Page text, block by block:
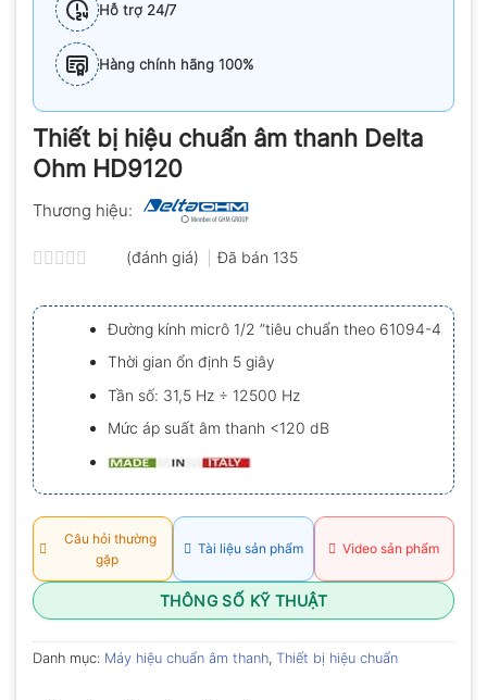
Hỗ trợ 24/7
Hàng chính hãng 100%
Thiết bị hiệu chuẩn âm thanh Delta
Ohm HD9120
Thương hiệu:
xếp
hạng
0.0
5
sao
(đánh giá) Đã bán 135
Đường kính micrô 1/2 ”tiêu chuẩn theo 61094-4
Thời gian ổn định 5 giây
Tần số: 31,5 Hz ÷ 12500 Hz
Mức áp suất âm thanh <120 dB
Câu hỏi thường
gặp
Tài liệu sản phẩm Video sản phẩm
THÔNG SỐ KỸ THUẬT
Danh mục: Máy hiệu chuẩn âm thanh, Thiết bị hiệu chuẩn